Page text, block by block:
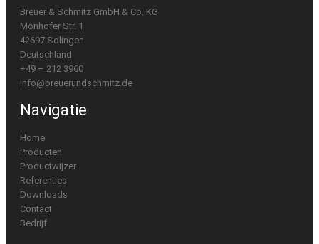
Breuer & Schmitz GmbH & Co. KG
Monhofer Str. 1
42697 Solingen
Deutschland
+49 – 212 3960
info@breuerundschmitz.de
Navigatie
Home
Producten
Productwijzer
Referenties
Downloads
Contact
Bedrijf